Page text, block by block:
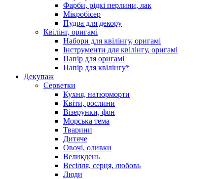
Фарби, рідкі перлини, лак
Мікробісер
Пудра для декору
Квілінг, оригамі
Набори для квілінгу, оригамі
Інструменти для квілінгу, оригамі
Папір для оригамі
Папір для квілінгу*
Декупаж
Серветки
Кухня, натюрморти
Квіти, рослини
Візерунки, фон
Морська тема
Тварини
Дитяче
Овочі, оливки
Великдень
Весілля, серця, любовь
Люди